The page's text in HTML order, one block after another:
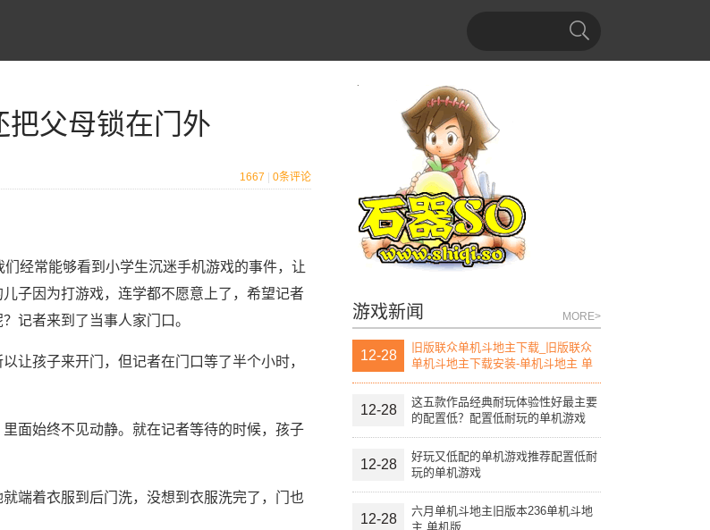
把父母锁在门外
1667 0条评论
经常能够看到小学生沉迷手机游戏的事件，让
子因为打游戏，连学都不愿意上了，希望记者
记者来到了当事人家门口。
孩子来开门，但记者在门口等了半个小时，
始终不见动静。就在记者等待的时候，孩子
着衣服到后门洗，没想到衣服洗完了，门也
游戏新闻 MORE>
12-28
旧版联众单机斗地主下载_旧版联众
单机斗地主下载安装-单机斗地主 单
机版
12-28
这五款作品经典耐玩体验性好最主要
的配置低？配置低耐玩的单机游戏
12-28
好玩又低配的单机游戏推荐配置低耐
玩的单机游戏
12-28
六月单机斗地主旧版本236单机斗地
主 单机版